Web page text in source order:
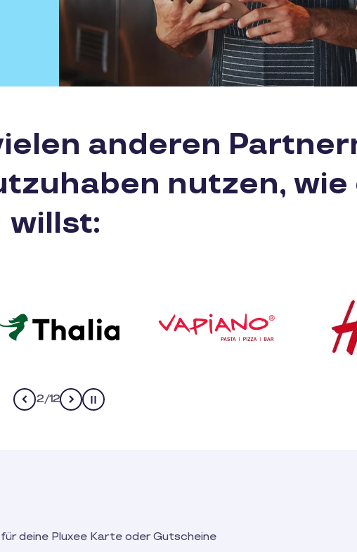
anderen
nutzen, wie
willst:
2/12
deine Pluxee Karte oder Gutscheine